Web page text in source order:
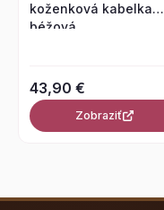
koženková kabelka
béžová
43,90 €
Zobraziť